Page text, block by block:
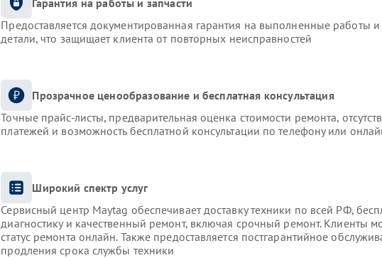
Предоставляется документированная гарантия на выполненные работы
детали, что защищает клиента от повторных неисправностей
Прозрачное ценообразование и бесплатная консультация
Точные прайс-листы, предварительная оценка стоимости ремонта,
платежей и возможность бесплатной консультации по телефону или
Широкий спектр услуг
Сервисный центр Maytag обеспечивает доставку техники по всей РФ,
диагностику и качественный ремонт, включая срочный ремонт. Клиенты
статус ремонта онлайн. Также предоставляется постгарантийное
продления срока службы техники